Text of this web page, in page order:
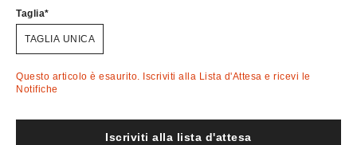
Taglia
TAGLIA UNICA
Questo articolo è esaurito. Iscriviti alla Lista d'Attesa e ricevi le
Notifiche
Iscriviti alla lista d'attesa